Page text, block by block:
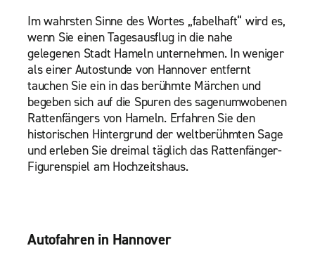
Im wahrsten Sinne des Wortes „fabelhaft“ wird es,
wenn Sie einen Tagesausflug in die nahe
gelegenen Stadt Hameln unternehmen. In weniger
als einer Autostunde von Hannover entfernt
tauchen Sie ein in das berühmte Märchen und
begeben sich auf die Spuren des sagenumwobenen
Rattenfängers von Hameln. Erfahren Sie den
historischen Hintergrund der weltberühmten Sage
und erleben Sie dreimal täglich das Rattenfänger-
Figurenspiel am Hochzeitshaus.
Autofahren in Hannover